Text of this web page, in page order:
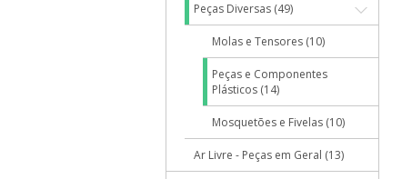
Peças Diversas (49)
Molas e Tensores (10)
Peças e Componentes
Plásticos (14)
Mosquetões e Fivelas (10)
Ar Livre - Peças em Geral (13)